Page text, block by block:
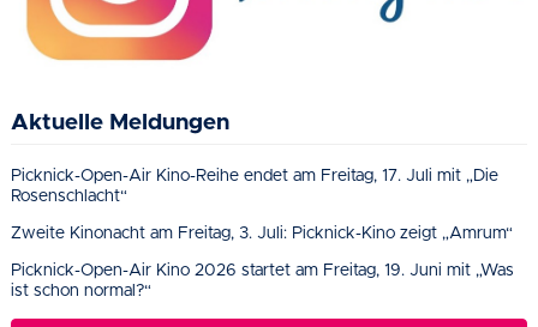
Aktuelle Meldungen
Picknick-Open-Air Kino-Reihe endet am Freitag, 17. Juli mit „Die
Rosenschlacht“
Zweite Kinonacht am Freitag, 3. Juli: Picknick-Kino zeigt „Amrum“
Picknick-Open-Air Kino 2026 startet am Freitag, 19. Juni mit „Was
ist schon normal?“